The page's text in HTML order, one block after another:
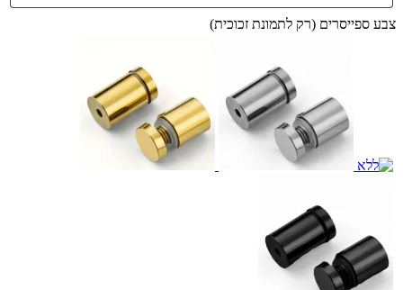
צבע ספייסרים (רק לתמונת זכוכית)